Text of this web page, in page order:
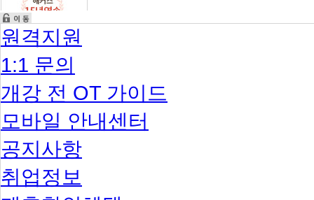
원격지원
1:1 문의
개강 전 OT 가이드
모바일 안내센터
공지사항
취업정보